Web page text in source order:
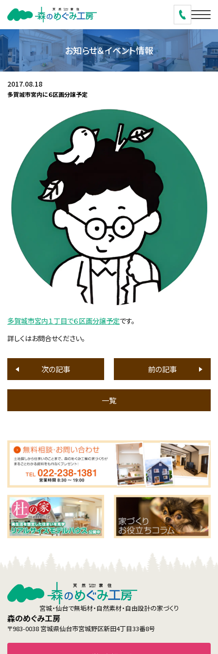
お知らせ＆イベント情報
2017.08.18
多賀城市宮内に６区画分譲予定
多賀城市宮内１丁目で６区画分譲予定です。
詳しくはお問合せください。
次の記事
一覧
前の記事
宮城・仙台で無垢材・自然素材・自由設計の家づくり
森のめぐみ工房
〒983-0038 宮城県仙台市宮城野区新田4丁目33番8号